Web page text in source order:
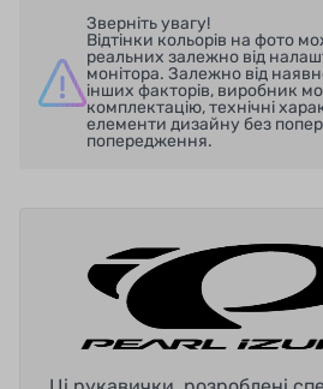
Зверніть увагу!
Відтінки кольорів на фото
реальних залежно від
монітора. Залежно від
інших факторів, виробник
комплектацію, технічні
елементи дизайну без
попередження.